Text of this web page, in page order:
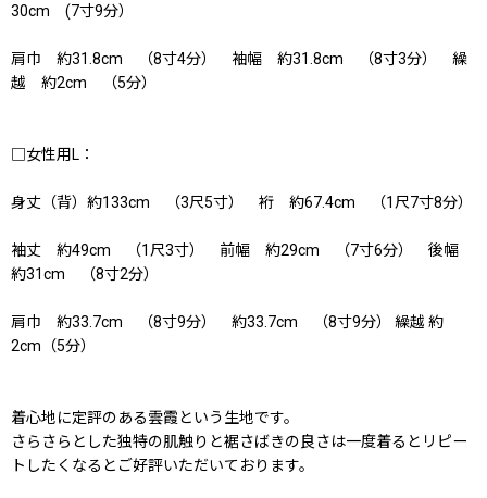
30cm (7寸9分）
肩巾 約31.8cm （8寸4分） 袖幅 約31.8cm （8寸3分） 繰
越 約2cm （5分）
□女性用L：
身丈（背）約133cm （3尺5寸） 裄 約67.4cm （1尺7寸8分）
袖丈 約49cm （1尺3寸） 前幅 約29cm （7寸6分） 後幅
約31cm （8寸2分）
肩巾 約33.7cm （8寸9分） 約33.7cm （8寸9分） 繰越 約
2cm（5分）
着心地に定評のある雲霞という生地です。
さらさらとした独特の肌触りと裾さばきの良さは一度着るとリピー
トしたくなるとご好評いただいております。